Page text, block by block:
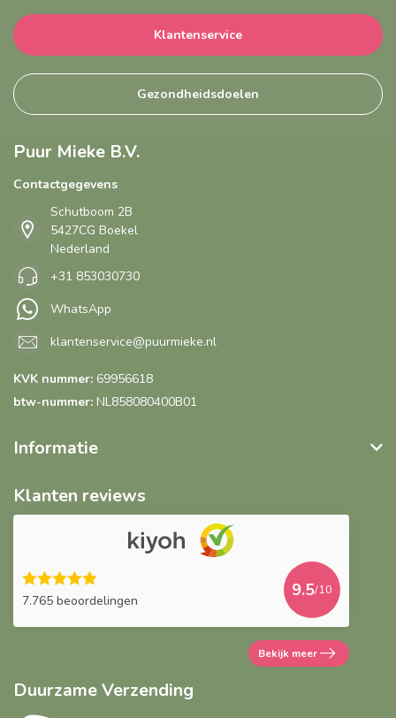
Klantenservice
Gezondheidsdoelen
Puur Mieke B.V.
Contactgegevens
Schutboom 2B
5427CG Boekel
Nederland
+31 853030730
WhatsApp
klantenservice@puurmieke.nl
KVK nummer: 69956618
btw-nummer: NL858080400B01
Informatie
Klanten reviews
7.765 beoordelingen
9.5/10
Bekijk meer
Duurzame Verzending